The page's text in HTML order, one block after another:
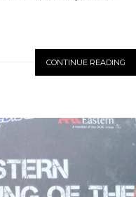
CONTINUE READING